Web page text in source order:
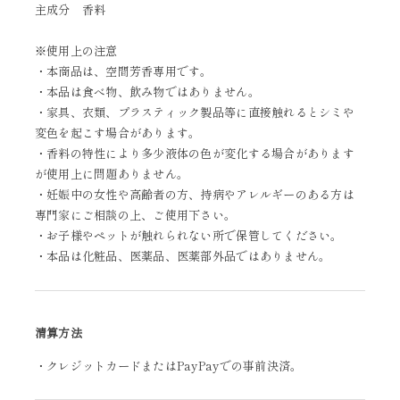
主成分 香料
※使用上の注意
・本商品は、空間芳香専用です。
・本品は食べ物、飲み物ではありません。
・家具、衣類、プラスティック製品等に直接触れるとシミや
変色を起こす場合があります。
・香料の特性により多少液体の色が変化する場合があります
が使用上に問題ありません。
・妊娠中の女性や高齢者の方、持病やアレルギーのある方は
専門家にご相談の上、ご使用下さい。
・お子様やペットが触れられない所で保管してください。
・本品は化粧品、医薬品、医薬部外品ではありません。
清算方法
・クレジットカードまたはPayPayでの事前決済。